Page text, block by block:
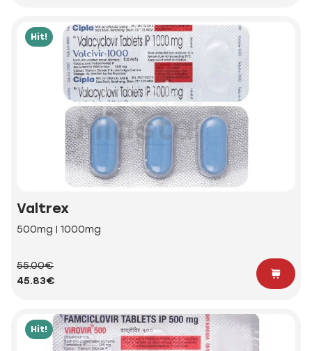
Hit!
Valtrex
500mg | 1000mg
55.00€
45.83€
Hit!